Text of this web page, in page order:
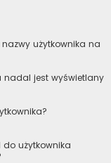
użytkownika na
nadal jest wyświetlany
użytkownika